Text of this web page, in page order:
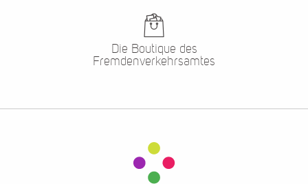
Die Boutique des
Fremdenverkehrsamtes